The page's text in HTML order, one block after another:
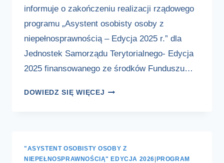
informuje o zakończeniu realizacji rządowego
programu „Asystent osobisty osoby z
niepełnosprawnością – Edycja 2025 r.” dla
Jednostek Samorządu Terytorialnego- Edycja
2025 finansowanego ze środków Funduszu…
DOWIEDZ SIĘ WIĘCEJ INFORMACJA
"ASYSTENT OSOBISTY OSOBY Z
NIEPEŁNOSPRAWNOŚCIĄ" EDYCJA 2026|PROGRAM